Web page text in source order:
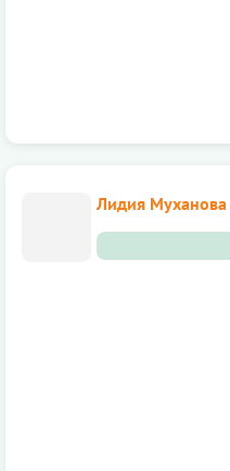
Лидия Муханова